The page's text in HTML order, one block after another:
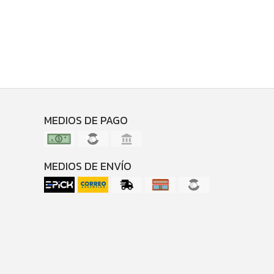
MEDIOS DE PAGO
MEDIOS DE ENVÍO